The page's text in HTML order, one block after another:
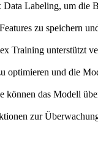
Data Labeling, um die
zu speichern
Training unterstützt
optimieren und die
können das Modell
zur